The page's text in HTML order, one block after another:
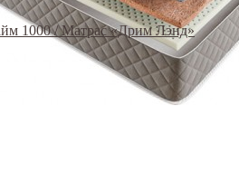
1000 / Матрас «Дрим Лэнд»